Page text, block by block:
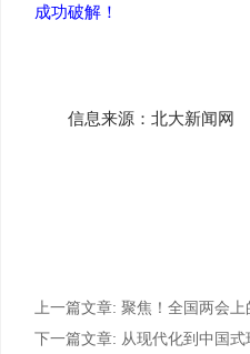
成功破解！
信息来源：北大新闻网
上一篇文章: 聚焦！全国两会上
下一篇文章: 从现代化到中国